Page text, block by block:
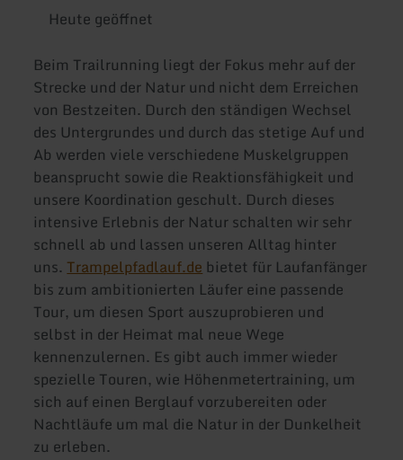
Heute geöffnet
Beim Trailrunning liegt der Fokus mehr auf der
Strecke und der Natur und nicht dem Erreichen
von Bestzeiten. Durch den ständigen Wechsel
des Untergrundes und durch das stetige Auf und
Ab werden viele verschiedene Muskelgruppen
beansprucht sowie die Reaktionsfähigkeit und
unsere Koordination geschult. Durch dieses
intensive Erlebnis der Natur schalten wir sehr
schnell ab und lassen unseren Alltag hinter
uns.Trampelpfadlauf.de bietet für Laufanfänger
bis zum ambitionierten Läufer eine passende
Tour, um diesen Sport auszuprobieren und
selbst in der Heimat mal neue Wege
kennenzulernen. Es gibt auch immer wieder
spezielle Touren, wie Höhenmetertraining, um
sich auf einen Berglauf vorzubereiten oder
Nachtläufe um mal die Natur in der Dunkelheit
zu erleben.